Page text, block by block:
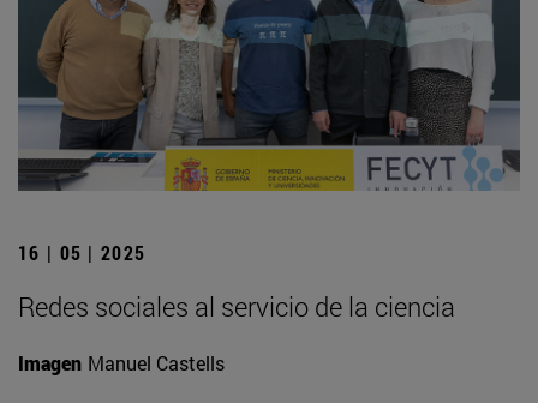
16 | 05 | 2025
Redes sociales al servicio de la ciencia
Imagen Manuel Castells